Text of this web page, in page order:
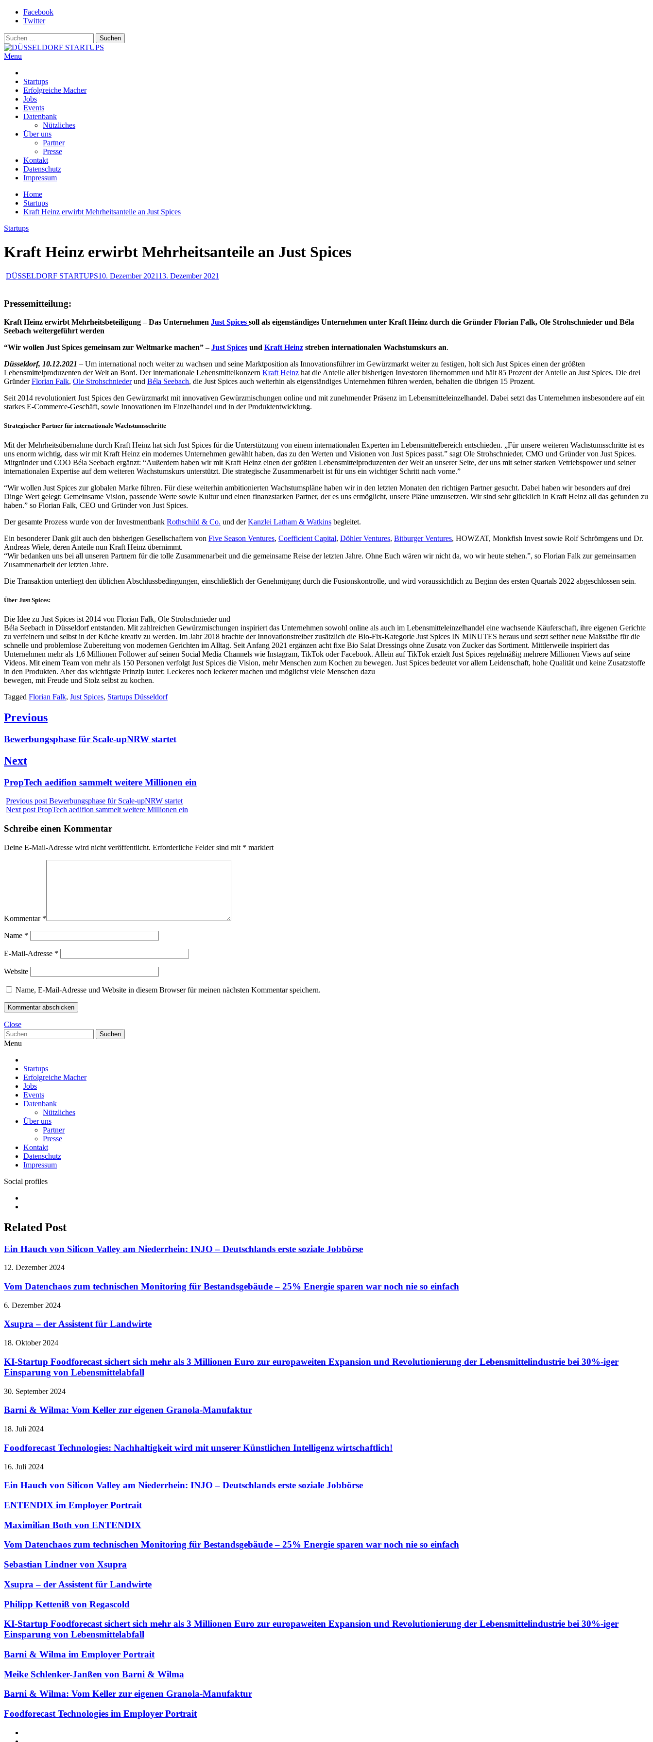
Skip
Facebook
Twitter
Suchen
nach:
Menu
Startups
Erfolgreiche Macher
Jobs
Events
Datenbank
Nützliches
Über uns
Partner
Presse
Kontakt
Datenschutz
Impressum
Home
Startups
Kraft Heinz erwirbt Mehrheitsanteile an Just Spices
Startups
Kraft Heinz erwirbt Mehrheitsanteile an Just Spices
DÜSSELDORF STARTUPS10. Dezember 202113. Dezember 2021
Pressemitteilung:
Kraft Heinz erwirbt Mehrheitsbeteiligung – Das Unternehmen Just Spices soll als eigenständiges Unternehmen unter Kraft Heinz durch die Gründer Florian Falk, Ole Strohschnieder und Béla
Seebach weitergeführt werden
“Wir wollen Just Spices gemeinsam zur Weltmarke machen” –Just Spices und Kraft Heinz streben internationalen Wachstumskurs an.
Düsseldorf, 10.12.2021 – Um international noch weiter zu wachsen und seine Marktposition als Innovationsführer im Gewürzmarkt weiter zu festigen, holt sich Just Spices einen der größten
Lebensmittelproduzenten der Welt an Bord. Der internationale Lebensmittelkonzern Kraft Heinz hat die Anteile aller bisherigen Investoren übernommen und hält 85 Prozent der Anteile an Just Spices. Die drei
GründerFlorian Falk, Ole Strohschniederund Béla Seebach, die Just Spices auch weiterhin als eigenständiges Unternehmen führen werden, behalten die übrigen 15 Prozent.
Seit 2014 revolutioniert Just Spices den Gewürzmarkt mit innovativen Gewürzmischungen online und mit zunehmender Präsenz im Lebensmitteleinzelhandel. Dabei setzt das Unternehmen insbesondere auf ein
starkes E-Commerce-Geschäft, sowie Innovationen im Einzelhandel und in der Produktentwicklung.
Strategischer Partner für internationale Wachstumsschritte
Mit der Mehrheitsübernahme durch Kraft Heinz hat sich Just Spices für die Unterstützung von einem internationalen Experten im Lebensmittelbereich entschieden. „Für unsere weiteren Wachstumsschritte ist es
uns enorm wichtig, dass wir mit Kraft Heinz ein modernes Unternehmen gewählt haben, das zu den Werten und Visionen von Just Spices passt.” sagt Ole Strohschnieder, CMO und Gründer von Just Spices.
Mitgründer und COO Béla Seebach ergänzt: “Außerdem haben wir mit Kraft Heinz einen der größten Lebensmittelproduzenten der Welt an unserer Seite, der uns mit seiner starken Vetriebspower und seiner
internationalen Expertise auf dem weiteren Wachstumskurs unterstützt. Die strategische Zusammenarbeit ist für uns ein wichtiger Schritt nach vorne.”
“Wir wollen Just Spices zur globalen Marke führen. Für diese weiterhin ambitionierten Wachstumspläne haben wir in den letzten Monaten den richtigen Partner gesucht. Dabei haben wir besonders auf drei
Dinge Wert gelegt: Gemeinsame Vision, passende Werte sowie Kultur und einen finanzstarken Partner, der es uns ermöglicht, unsere Pläne umzusetzen. Wir sind sehr glücklich in Kraft Heinz all das gefunden zu
haben.” so Florian Falk, CEO und Gründer von Just Spices.
Der gesamte Prozess wurde von der Investmentbank Rothschild & Co. und derKanzlei Latham & Watkins begleitet.
Ein besonderer Dank gilt auch den bisherigen Gesellschaftern von Five Season Ventures, Coefficient Capital, Döhler Ventures, Bitburger Ventures, HOWZAT, Monkfish Invest sowie Rolf Schrömgens und Dr.
Andreas Wiele, deren Anteile nun Kraft Heinz übernimmt.
“Wir bedanken uns bei all unseren Partnern für die tolle Zusammenarbeit und die gemeinsame Reise der letzten Jahre. Ohne Euch wären wir nicht da, wo wir heute stehen.”, so Florian Falk zur gemeinsamen
Zusammenarbeit der letzten Jahre.
Die Transaktion unterliegt den üblichen Abschlussbedingungen, einschließlich der Genehmigung durch die Fusionskontrolle, und wird voraussichtlich zu Beginn des ersten Quartals 2022 abgeschlossen sein.
Über Just Spices:
Die Idee zu Just Spices ist 2014 von Florian Falk, Ole Strohschnieder und
Béla Seebach in Düsseldorf entstanden. Mit zahlreichen Gewürzmischungen inspiriert das Unternehmen sowohl online als auch im Lebensmitteleinzelhandel eine wachsende Käuferschaft, ihre eigenen Gerichte
zu verfeinern und selbst in der Küche kreativ zu werden. Im Jahr 2018 brachte der Innovationstreiber zusätzlich die Bio-Fix-Kategorie Just Spices IN MINUTES heraus und setzt seither neue Maßstäbe für die
schnelle und problemlose Zubereitung von modernen Gerichten im Alltag. Seit Anfang 2021 ergänzen acht fixe Bio Salat Dressings ohne Zusatz von Zucker das Sortiment. Mittlerweile inspiriert das
Unternehmen mehr als 1,6 Millionen Follower auf seinen Social Media Channels wie Instagram, TikTok oder Facebook. Allein auf TikTok erzielt Just Spices regelmäßig mehrere Millionen Views auf seine
Videos. Mit einem Team von mehr als 150 Personen verfolgt Just Spices die Vision, mehr Menschen zum Kochen zu bewegen. Just Spices bedeutet vor allem Leidenschaft, hohe Qualität und keine Zusatzstoffe
in den Produkten. Aber das wichtigste Prinzip lautet: Leckeres noch leckerer machen und möglichst viele Menschen dazu
bewegen, mit Freude und Stolz selbst zu kochen.
Tagged Florian Falk, Just Spices, Startups Düsseldorf
Beitragsnavigation
Previous
Previous
Bewerbungsphase für Scale-upNRW startet
Next
Next
PropTech aedifion sammelt weitere Millionen ein
Previous post Bewerbungsphase für Scale-upNRW startet
Next post PropTech aedifion sammelt weitere Millionen ein
Schreibe einen Kommentar
Deine E-Mail-Adresse wird nicht veröffentlicht. Erforderliche Felder sind mit * markiert
Kommentar *
Name *
E-Mail-Adresse *
Website
Name, E-Mail-Adresse und Website in diesem Browser für meinen nächsten Kommentar speichern.
Close
Suchen
nach:
Menu
Startups
Erfolgreiche Macher
Jobs
Events
Datenbank
Nützliches
Über uns
Partner
Presse
Kontakt
Datenschutz
Impressum
Social profiles
Related Post
Ein Hauch von Silicon Valley am Niederrhein: INJO – Deutschlands erste soziale Jobbörse
12. Dezember 2024
Vom Datenchaos zum technischen Monitoring für Bestandsgebäude – 25% Energie sparen war noch nie so einfach
6. Dezember 2024
Xsupra – der Assistent für Landwirte
18. Oktober 2024
KI-Startup Foodforecast sichert sich mehr als 3 Millionen Euro zur europaweiten Expansion und Revolutionierung der Lebensmittelindustrie bei 30%-iger
Einsparung von Lebensmittelabfall
30. September 2024
Barni & Wilma: Vom Keller zur eigenen Granola-Manufaktur
18. Juli 2024
Foodforecast Technologies: Nachhaltigkeit wird mit unserer Künstlichen Intelligenz wirtschaftlich!
16. Juli 2024
Ein Hauch von Silicon Valley am Niederrhein: INJO – Deutschlands erste soziale Jobbörse
ENTENDIX im Employer Portrait
Maximilian Both von ENTENDIX
Vom Datenchaos zum technischen Monitoring für Bestandsgebäude – 25% Energie sparen war noch nie so einfach
Sebastian Lindner von Xsupra
Xsupra – der Assistent für Landwirte
Philipp Ketteniß von Regascold
KI-Startup Foodforecast sichert sich mehr als 3 Millionen Euro zur europaweiten Expansion und Revolutionierung der Lebensmittelindustrie bei 30%-iger
Einsparung von Lebensmittelabfall
Barni & Wilma im Employer Portrait
Meike Schlenker-Janßen von Barni & Wilma
Barni & Wilma: Vom Keller zur eigenen Granola-Manufaktur
Foodforecast Technologies im Employer Portrait